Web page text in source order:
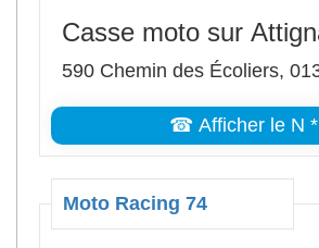
Casse moto sur
590 Chemin des Écoliers,
☎ Afficher le N *
Moto Racing 74